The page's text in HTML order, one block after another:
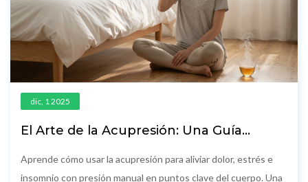
dic, 1 2025
El Arte de la Acupresión: Una Guía
Presión Manual
Aprende cómo usar la acupresión para aliviar dolor, estrés e
insomnio con presión manual en puntos clave del cuerpo. Una